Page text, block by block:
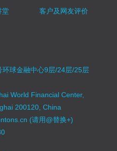
堂
客户及网友评价
球金融中心9层/24层/25层
World Financial Center,
200120, China
(请用@替换+)